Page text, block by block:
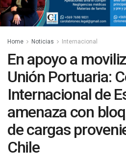
Home Noticias Internacional
En apoyo a
Unión Portuaria:
Internacional de
amenaza con
de cargas
Chile